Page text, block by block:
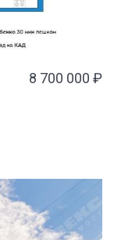
8 700 000 ₽